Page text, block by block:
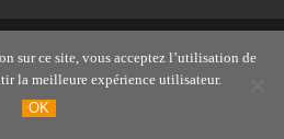
des enfants – association
gardoise
sur ce site, vous acceptez l’utilisation de
la meilleure expérience utilisateur.
OK